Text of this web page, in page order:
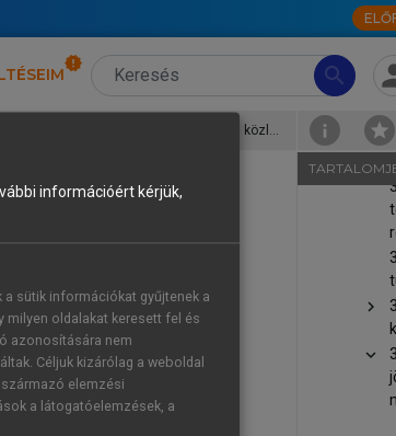
search
3.5.5.1. Európai példák: integrált rendszerek és zöld közlekedési megoldások
főváros 2017-ben vezette
valamint a
a felhasználó egyetlen
válik, nem pedig egyéni
igényel külön tervezést
(OECD, 2021
chevron_right
3.4.
chevron_right
chevron_right
chevron_right
információért kérjük,
a sütik információkat gyűjtenek a
oldalakat keresett fel és
azonosítására nem
Céljuk kizárólag a weboldal
elemzési
a látogatóelemzések, a